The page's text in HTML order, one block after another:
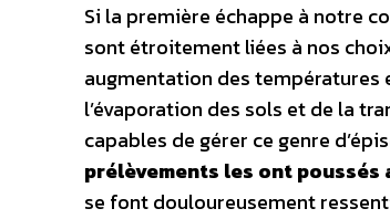
Si la première échappe à notre
sont étroitement liées à nos
augmentation des températures
l’évaporation des sols et de la
capables de gérer ce genre
prélèvements les ont
se font douloureusement